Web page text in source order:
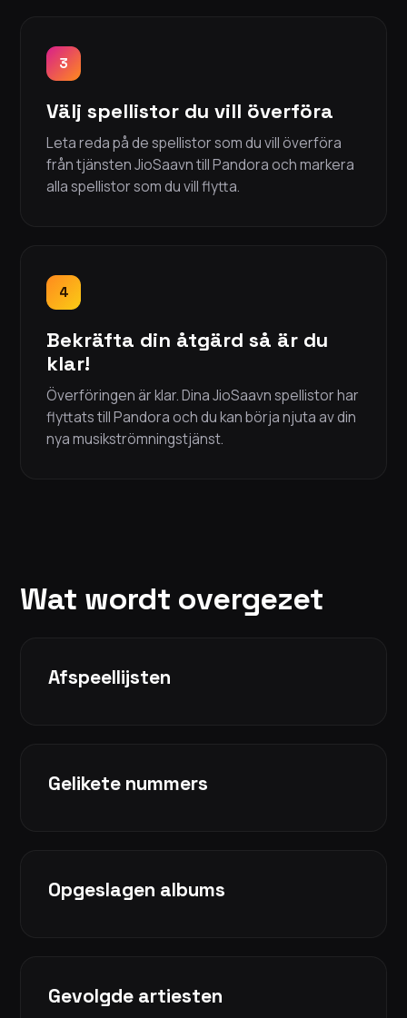
3
Välj spellistor du vill överföra
Leta reda på de spellistor som du vill överföra
från tjänsten JioSaavn till Pandora och markera
alla spellistor som du vill flytta.
4
Bekräfta din åtgärd så är du
klar!
Överföringen är klar. Dina JioSaavn spellistor har
flyttats till Pandora och du kan börja njuta av din
nya musikströmningstjänst.
Wat wordt overgezet
Afspeellijsten
Gelikete nummers
Opgeslagen albums
Gevolgde artiesten